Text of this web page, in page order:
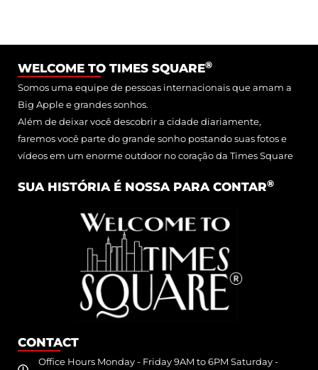
WELCOME TO TIMES SQUARE®
Somos uma equipe de pessoas internacionais que amam a
Big Apple e grandes sonhos.
Além de deixar você descobrir a cidade diariamente,
faremos você parte do grande sonho postando suas fotos e
vídeos em um enorme outdoor no coração da Times Square
SUA HISTÓRIA É NOSSA PARA CONTAR®
CONTACT
Office Hours Monday - Friday 9AM to 6PM Saturday -